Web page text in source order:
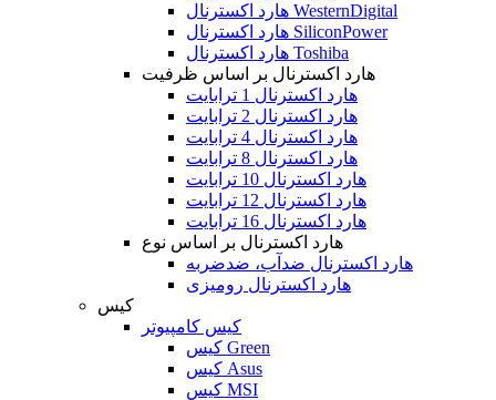
هارد اکسترنال WesternDigital
هارد اکسترنال SiliconPower
هارد اکسترنال Toshiba
هارد اکسترنال بر اساس ظرفیت
هارد اکسترنال 1 ترابایت
هارد اکسترنال 2 ترابایت
هارد اکسترنال 4 ترابایت
هارد اکسترنال 8 ترابایت
هارد اکسترنال 10 ترابایت
هارد اکسترنال 12 ترابایت
هارد اکسترنال 16 ترابایت
هارد اکسترنال بر اساس نوع
هارد اکسترنال ضدآب، ضدضربه
هارد اکسترنال رومیزی
کیس
کیس کامپیوتر
کیس Green
کیس Asus
کیس MSI